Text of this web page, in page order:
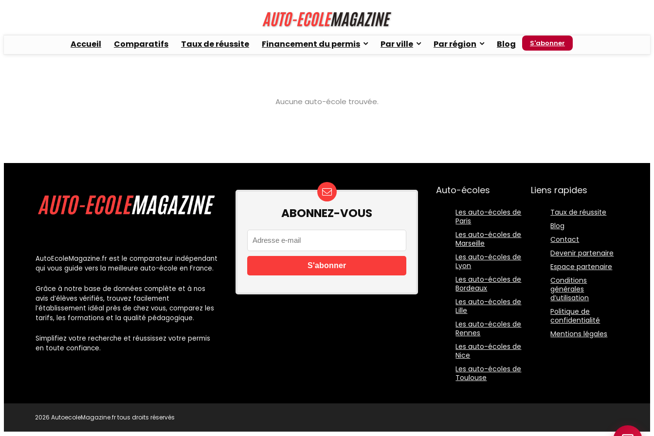
Accueil Comparatifs Taux de réussite Financement du permis Par ville Par région Blog S'abonner
Aucune auto-école trouvée.
AutoEcoleMagazine.fr est le comparateur indépendant
qui vous guide vers la meilleure auto-école en France.
Grâce à notre base de données complète et à nos
avis d’élèves vérifiés, trouvez facilement
l’établissement idéal près de chez vous, comparez les
tarifs, les formations et la qualité pédagogique.
Simplifiez votre recherche et réussissez votre permis
en toute confiance.
ABONNEZ-VOUS
Auto-écoles
Les auto-écoles de
Paris
Les auto-écoles de
Marseille
Les auto-écoles de
Lyon
Les auto-écoles de
Bordeaux
Les auto-écoles de
Lille
Les auto-écoles de
Rennes
Les auto-écoles de
Nice
Les auto-écoles de
Toulouse
Liens rapides
Taux de réussite
Blog
Contact
Devenir partenaire
Espace partenaire
Conditions
générales
d’utilisation
Politique de
confidentialité
Mentions légales
2026 AutoecoleMagazine.fr tous droits réservés